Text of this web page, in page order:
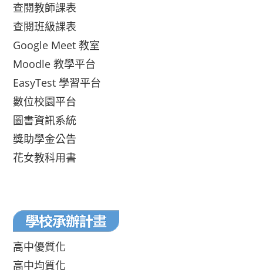
查閱教師課表
查閱班級課表
Google Meet 教室
Moodle 教學平台
EasyTest 學習平台
數位校園平台
圖書資訊系統
獎助學金公告
花女教科用書
高中優質化
高中均質化